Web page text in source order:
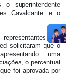
o superintendente
Cavalcante, e o
dos
solicitaram que o
uma
o percentual
foi aprovada por